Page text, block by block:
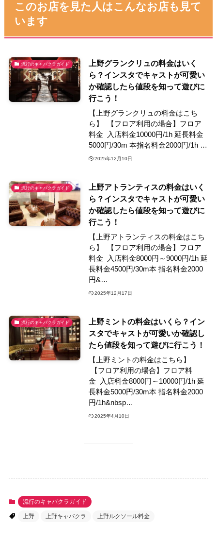
このお店を見た人はこんなお店も見て
います
流行のキャバクラガイド
上野グランクリュの料金はいく
ら？インスタでキャストが可愛い
か確認したら値段を知って遊びに
行こう！
【上野グランクリュの料金はこち
ら】 【フロア利用の場合】フロア
料金 入店料金10000円/1h 延長料金
5000円/30m 本指名料金2000円/1h …
2025年12月10日
流行のキャバクラガイド
上野アトランティスの料金はいく
ら？インスタでキャストが可愛い
か確認したら値段を知って遊びに
行こう！
【上野アトランティスの料金はこち
ら】 【フロア利用の場合】フロア
料金 入店料金8000円～9000円/1h 延
長料金4500円/30m本 指名料金2000
円&…
2025年12月17日
流行のキャバクラガイド
上野ミントの料金はいくら？イン
スタでキャストが可愛いか確認し
たら値段を知って遊びに行こう！
【上野ミントの料金はこちら】
【フロア利用の場合】フロア料
金 入店料金8000円～10000円/1h 延
長料金5000円/30m本 指名料金2000
円/1h&nbsp…
2025年4月10日
流行のキャバクラガイド
上野 上野キャバクラ 上野ルクソール料金